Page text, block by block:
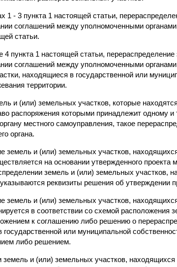
1 - 3 пункта 1 настоящей статьи,
соглашений между уполномоченными
статьи.
4 пункта 1 настоящей статьи,
соглашений между уполномоченными
находящиеся в государственной или
территории.
и (или) земельных участков, которые
распоряжения которыми принадлежит одному
местного самоуправления, такое
органа.
земель и (или) земельных участков,
на основании утвержденного проекта
земель и (или) земельных участков,
реквизиты решения об утверждении
земель и (или) земельных участков,
в соответствии со схемой расположения
к соглашению либо решению о
или муниципальной
либо решением.
и (или) земельных участков, находящихся